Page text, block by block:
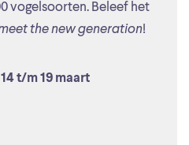
vogelsoorten. Beleef het
the new generation!
t/m 19 maart